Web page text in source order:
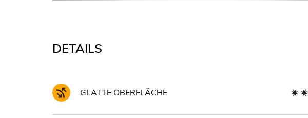
DETAILS
GLATTE OBERFLÄCHE